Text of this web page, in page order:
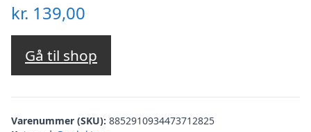
kr. 139,00
Gå til shop
Varenummer (SKU): 8852910934473712825